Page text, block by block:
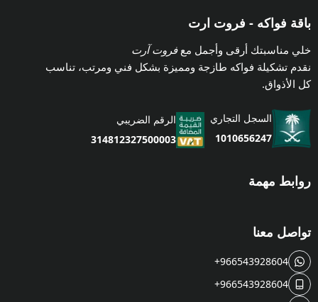
باقة فواكه - فروت ارت
خلي مناسبتك أرقى وأجمل معفروت آرت
نقدم تشكيلة فواكه طازجة ومميزة بشكل فني ومرتب، تناسب
كل الأذواق.
السجل التجاري
1010656247
الرقم الضريبي
314812327500003
روابط مهمة
تواصل معنا
+966543928604
+966543928604